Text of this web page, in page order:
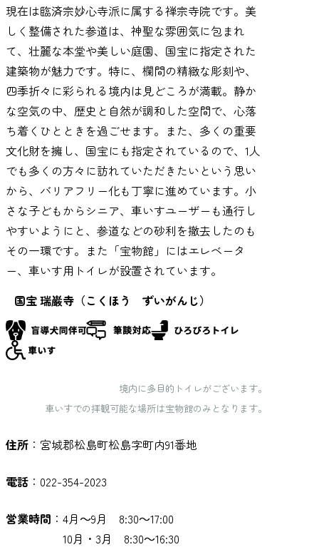
現在は臨済宗妙心寺派に属する禅宗寺院です。美
しく整備された参道は、神聖な雰囲気に包まれ
て、壮麗な本堂や美しい庭園、国宝に指定された
建築物が魅力です。特に、欄間の精緻な彫刻や、
四季折々に彩られる境内は見どころが満載。静か
な空気の中、歴史と自然が調和した空間で、心落
ち着くひとときを過ごせます。また、多くの重要
文化財を擁し、国宝にも指定されているので、1人
でも多くの方々に訪れていただきたいという思い
から、バリアフリー化も丁寧に進めています。小
さな子どもからシニア、車いすユーザーも通行し
やすいようにと、参道などの砂利を撤去したのも
その一環です。また「宝物館」にはエレベータ
ー、車いす用トイレが設置されています。
国宝 瑞巌寺（こくほう ずいがんじ）
境内に多目的トイレがございます。
車いすでの拝観可能な場所は宝物館のみとなります。
住所 ：宮城郡松島町松島字町内91番地
電話 ：022-354-2023
営業時間 ：4月～9月 8:30～17:00
10月・3月 8:30～16:30